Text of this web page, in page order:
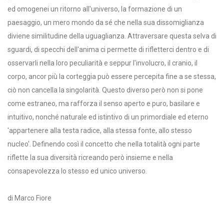
ed omogenei un ritorno all'universo, la formazione di un
paesaggio, un mero mondo da sé che nella sua dissomiglianza
diviene similitudine della uguaglianza. Attraversare questa selva di
sguardi, di specchi dell'anima ci permette di rifletterci dentro e di
osservarli nella loro peculiarità e seppur l'involucro, il cranio, il
corpo, ancor più la corteggia può essere percepita fine a se stessa,
ciò non cancella la singolarità. Questo diverso però non si pone
come estraneo, ma rafforza il senso aperto e puro, basilare e
intuitivo, nonché naturale ed istintivo di un primordiale ed eterno
'appartenere alla testa radice, alla stessa fonte, allo stesso
nucleo'. Definendo così il concetto che nella totalità ogni parte
riflette la sua diversità ricreando però insieme e nella
consapevolezza lo stesso ed unico universo.
di Marco Fiore